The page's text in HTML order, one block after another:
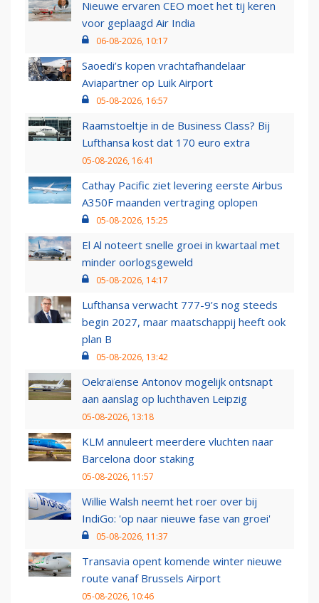
Nieuwe ervaren CEO moet het tij keren
voor geplaagd Air India
06-08-2026, 10:17
Saoedi’s kopen vrachtafhandelaar
Aviapartner op Luik Airport
05-08-2026, 16:57
Raamstoeltje in de Business Class? Bij
Lufthansa kost dat 170 euro extra
05-08-2026, 16:41
Cathay Pacific ziet levering eerste Airbus
A350F maanden vertraging oplopen
05-08-2026, 15:25
El Al noteert snelle groei in kwartaal met
minder oorlogsgeweld
05-08-2026, 14:17
Lufthansa verwacht 777-9’s nog steeds
begin 2027, maar maatschappij heeft ook
plan B
05-08-2026, 13:42
Oekraïense Antonov mogelijk ontsnapt
aan aanslag op luchthaven Leipzig
05-08-2026, 13:18
KLM annuleert meerdere vluchten naar
Barcelona door staking
05-08-2026, 11:57
Willie Walsh neemt het roer over bij
IndiGo: 'op naar nieuwe fase van groei'
05-08-2026, 11:37
Transavia opent komende winter nieuwe
route vanaf Brussels Airport
05-08-2026, 10:46